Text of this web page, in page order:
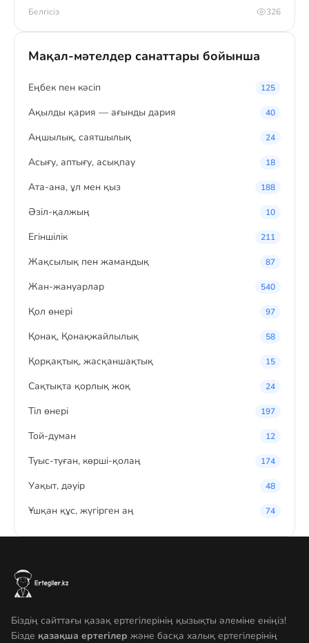
Белгісіз 326
Мақал-мәтелдер санаттары бойынша
Eңбек пен кәсіп 125
Ақылды қария — ағынды дария 40
Аңшылық, саятшылық 24
Асығу, аптығу, асықпау 18
Ата-ана, ұл мен қыз 188
Әзіл-қалжың 10
Егіншілік 211
Жақсылық пен жамандық 87
Жан-жануарлар 540
Қол өнері 97
Қонақ, Қонақжайлылық 58
Қорқақтық, жасқаншақтық 15
Сақтықта қорлық жоқ 24
Тіл өнері 197
Той-думан 12
Туыс-туған, көрші-қолаң 174
Уақыт, дәуір 48
Ұшқан құс, жүгірген аң 74
Біздің сайттағы қазақ ертегілерінің қызықты әлеміне еніңіз!
Бізде қазақша ертегілер және басқа халық ертегілерінің